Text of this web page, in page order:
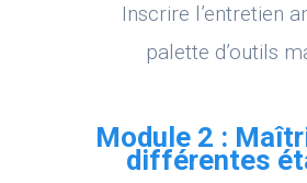
Inscrire l’entretien
palette d’outils
Module 2 :
différentes